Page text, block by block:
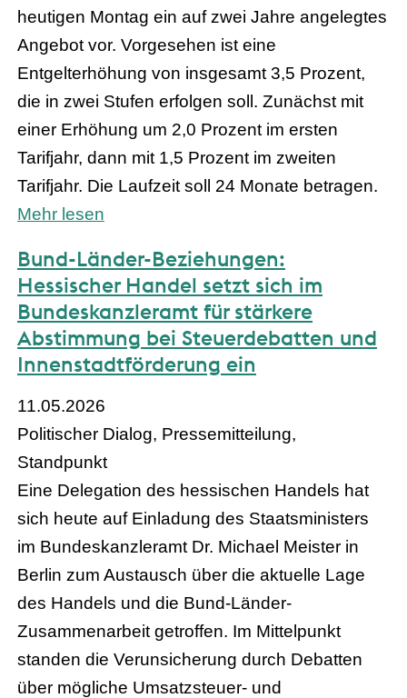
heutigen Montag ein auf zwei Jahre angelegtes
Angebot vor. Vorgesehen ist eine
Entgelterhöhung von insgesamt 3,5 Prozent,
die in zwei Stufen erfolgen soll. Zunächst mit
einer Erhöhung um 2,0 Prozent im ersten
Tarifjahr, dann mit 1,5 Prozent im zweiten
Tarifjahr. Die Laufzeit soll 24 Monate betragen.
Mehr lesen
Bund-Länder-Beziehungen:
Hessischer Handel setzt sich im
Bundeskanzleramt für stärkere
Abstimmung bei Steuerdebatten und
Innenstadtförderung ein
11.05.2026
Politischer Dialog, Pressemitteilung,
Standpunkt
Eine Delegation des hessischen Handels hat
sich heute auf Einladung des Staatsministers
im Bundeskanzleramt Dr. Michael Meister in
Berlin zum Austausch über die aktuelle Lage
des Handels und die Bund-Länder-
Zusammenarbeit getroffen. Im Mittelpunkt
standen die Verunsicherung durch Debatten
über mögliche Umsatzsteuer- und